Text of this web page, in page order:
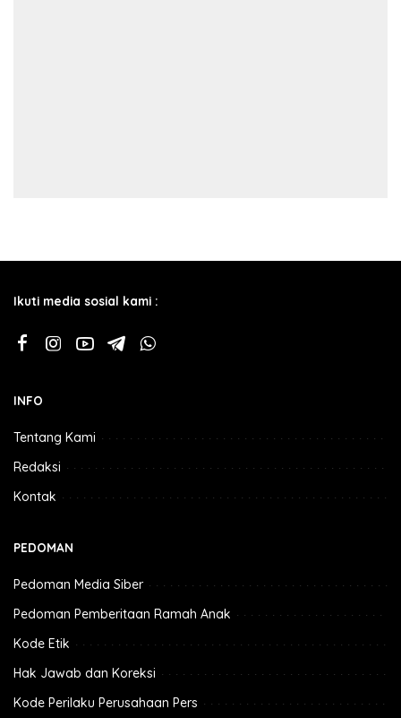
Ikuti media sosial kami :
INFO
Tentang Kami
Redaksi
Kontak
PEDOMAN
Pedoman Media Siber
Pedoman Pemberitaan Ramah Anak
Kode Etik
Hak Jawab dan Koreksi
Kode Perilaku Perusahaan Pers